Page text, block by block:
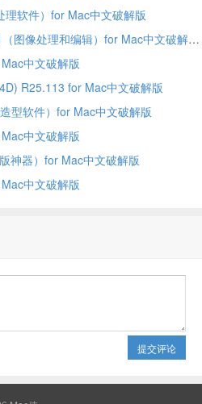
软件）for Mac中文破解版
Adobe Photoshop 2021 23.1（图像处理和编辑）for Mac中文破解版
中文破解版
R25.113 for Mac中文破解版
型软件）for Mac中文破解版
中文破解版
神器）for Mac中文破解版
中文破解版
提交评论